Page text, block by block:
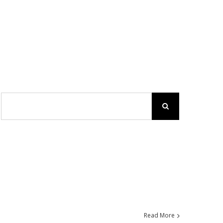
Read More